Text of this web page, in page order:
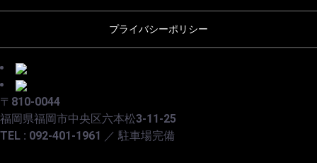
プライバシーポリシー
〒810-0044
福岡県福岡市中央区六本松3-11-25
TEL : 092-401-1961 ／ 駐車場完備